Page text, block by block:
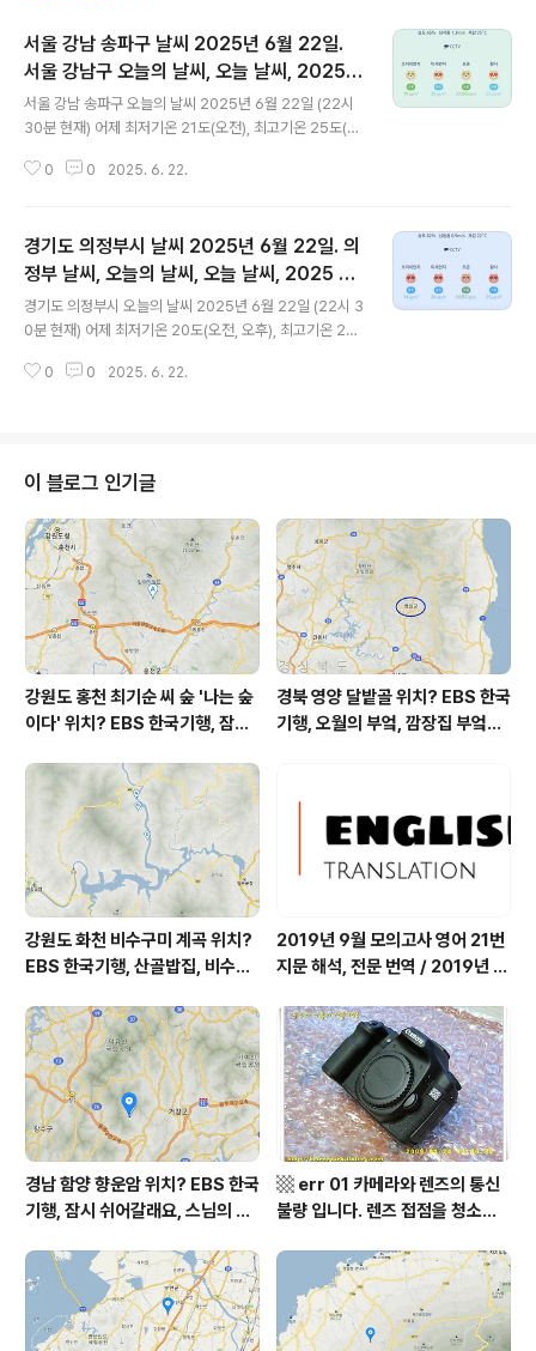
서울 강남 송파구 날씨 2025년 6월 22일.
서울 강남구 오늘의 날씨, 오늘 날씨, 2025 0
622, 초미세먼지, 미세먼지, 황사, 자외선
서울 강남 송파구 오늘의 날씨 2025년 6월 22일 (22시
30분 현재) 어제 최저기온 21도(오전), 최고기온 25도(오
보다 2도 낮은 최저기온이고 어제보다 4도 높은 최고기온
낮 13시 - 16시 하루 중 최고기온입니다 * 눈비 올 확률
은 위 이미지에서 시간별 기상 상태 참조 대기상황
공기질은어제초미세먼지 보통 = 29 ㎍/m³ 미세먼지는
보통 = 40 ㎍/m³ 황사는 보통 = 24 ㎍/m³ 자외선 (오
후) = 보통오늘 초미세먼지 보통 = 19 ㎍/m³ 미세먼지는
좋음 = 30 ㎍/m³ 황사는 보통 ..
0 0 2025. 6. 22.
경기도 의정부시 날씨 2025년 6월 22일. 의
정부 날씨, 오늘의 날씨, 오늘 날씨, 2025 06
22, 초미세먼지, 미세먼지, 황사, 자외선
경기도 의정부시 오늘의 날씨 2025년 6월 22일 (22시 3
0분 현재) 어제 최저기온 20도(오전, 오후), 최고기온 25
어제보다 3도 낮은 최저기온이고 어제보다 4도 높은 최
올 확률은 위 이미지에서 시간별 기상 상태 참조 대
기상황 공기질은어제 초미세먼지 보통 = 26 ㎍/m³ 미세
먼지는 보통 = 34 ㎍/m³ 황사는 보통 = 24 ㎍/m³ 자외
선 (오후) = 보통 오늘 초미세먼지 좋음 = 14 ㎍/m³ 미세
먼지는 좋음..
0 0 2025. 6. 22.
이 블로그 인기글
강원도 홍천 최기순 씨 숲 '나는 숲
이다' 위치? EBS 한국기행, 잠시
군 최기순 씨 캠핑장 펜션 어디? /
강원도 홍천군 가볼 만한 곳, (구)
까르돈, kbs 인간극장
경북 영양 달밭골 위치? EBS 한국
기행, 오월의 부엌, 깜장집 부엌은
한 곳, 영양읍 상원리. KBS 인간극
장 임분노미 할머니
강원도 화천 비수구미 계곡 위치?
EBS 한국기행, 산골밥집, 비수구
부 화천군 비수구미 낙타민박 어
디? / 강원도 화천군 가볼 만한 곳
비수구미 마을, 파로호
2019년 9월 모의고사 영어 21번
지문 해석, 전문 번역 / 2019년 9
역, 평가원 2019년 고3 9월 영어
영역 외국어영역 전문 해석, Engli
sh to Korean translation
경남 함양 향운암 위치? EBS 한국
기행, 잠시 쉬어갈래요, 스님의 어
상남도 함양군 가볼 만한 곳, 용추
계곡 향운암 명천스님, 덕유산 황
석산 거망산 기백산
▩ err 01 카메라와 렌즈의 통신
불량 입니다. 렌즈 접점을 청소하